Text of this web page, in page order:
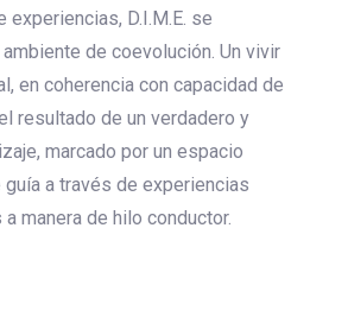
experiencias, D.I.M.E. se
de coevolución. Un vivir
en coherencia con capacidad de
resultado de un verdadero y
marcado por un espacio
a través de experiencias
manera de hilo conductor.